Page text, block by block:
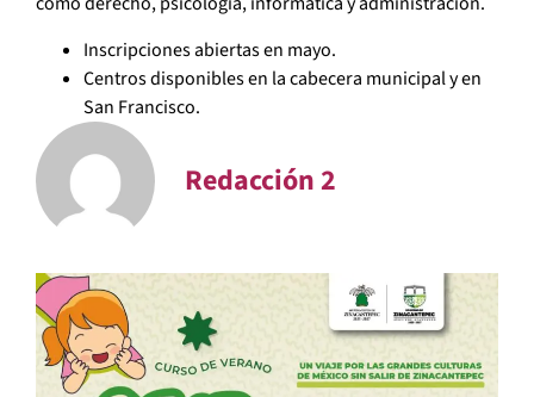
Inscripciones abiertas en mayo.
Centros disponibles en la cabecera municipal y en
San Francisco.
Redacción 2